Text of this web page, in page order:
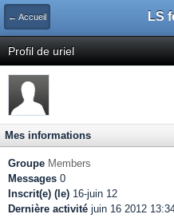
← Accueil LS
Profil de uriel
Mes informations
Groupe Members
Messages 0
Inscrit(e) (le) 16-juin 12
Dernière activité juin 16 2012